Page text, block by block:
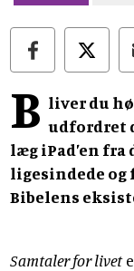
B liver du
udfordret
læg iPad’en
ligesindede og
Bibelens
Samtaler for livet